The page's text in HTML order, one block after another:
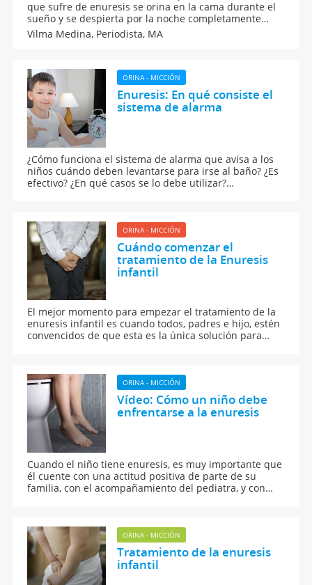
que sufre de enuresis se orina en la cama durante el
sueño y se despierta por la noche completamente
mojado. Aunque los expertos afirman que esta
enfermedad tiene cura y rápido tratamiento a base de
siendo uno de los grandes problemas que enfrentan
muchas familias aún en silencio.
Vilma Medina, Periodista, MA
ORINA - MICCIÓN
Enuresis: En qué consiste el
sistema de alarma
¿Cómo funciona el sistema de alarma que avisa a los
niños cuándo deben levantarse para irse al baño? ¿Es
efectivo? ¿En qué casos se lo debe utilizar?
ORINA - MICCIÓN
Cuándo comenzar el
tratamiento de la Enuresis
infantil
El mejor momento para empezar el tratamiento de la
enuresis infantil es cuando todos, padres e hijo, estén
convencidos de que esta es la única solución para
ORINA - MICCIÓN
Vídeo: Cómo un niño debe
enfrentarse a la enuresis
Cuando el niño tiene enuresis, es muy importante que
él cuente con una actitud positiva de parte de su
familia, con el acompañamiento del pediatra, y con
ORINA - MICCIÓN
Tratamiento de la enuresis
infantil